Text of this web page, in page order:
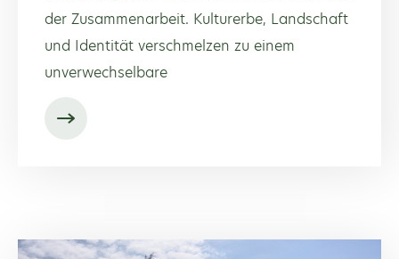
der Zusammenarbeit. Kulturerbe, Landschaft
und Identität verschmelzen zu einem
unverwechselbare